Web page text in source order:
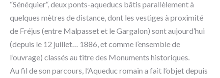
“Sénéquier“, deux ponts-aqueducs bâtis parallèlement à
quelques mètres de distance, dont les vestiges à proximité
de Fréjus (entre Malpasset et le Gargalon) sont aujourd’hui
(depuis le 12 juillet… 1886, et comme l’ensemble de
l’ouvrage) classés au titre des Monuments historiques.
Au fil de son parcours, l’Aqueduc romain a fait l’objet depuis